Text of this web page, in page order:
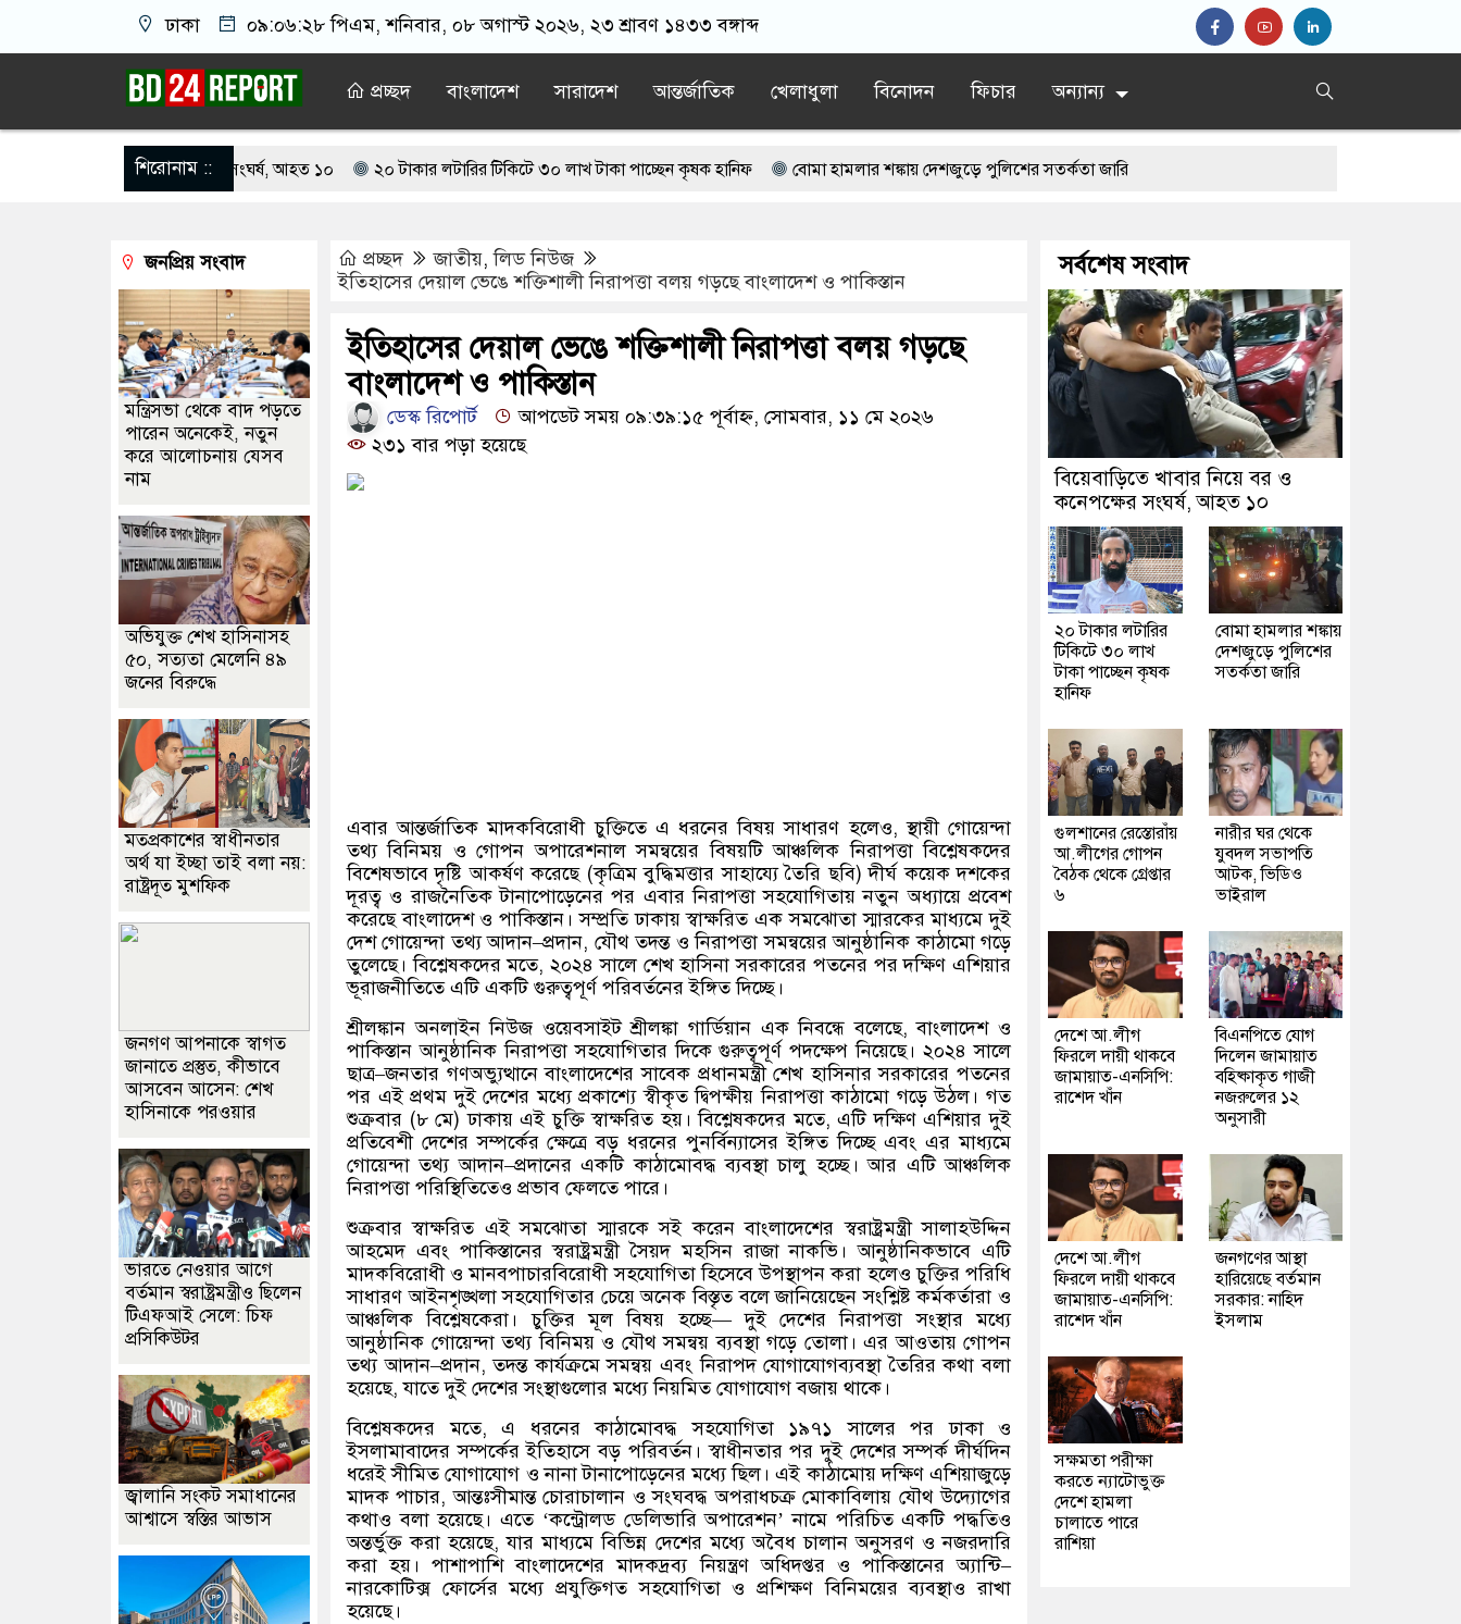
ঢাকা ০৯:০৬:২৯ পিএম, শনিবার, ০৮ অগাস্ট ২০২৬, ২৩ শ্রাবণ ১৪৩৩ বঙ্গাব্দ
প্রচ্ছদ বাংলাদেশ সারাদেশ আন্তর্জাতিক খেলাধুলা বিনোদন ফিচার অন্যান্য
শিরোনাম ::
বর ও কনেপক্ষের সংঘর্ষ, আহত ১০ ২০ টাকার লটারির টিকিটে ৩০ লাখ টাকা পাচ্ছেন কৃষক হানিফ বোমা হামলার শঙ্কায় দেশজুড়ে পুলিশের সতর্কতা জারি
থাকবে জামায়াত-এনসিপি: রাশেদ খাঁন বিএনপিতে যোগ দিলেন জামায়াত বহিষ্কাকৃত গাজী নজরুলের ১২ অনুসারী
থাকবে জামায়াত-এনসিপি: রাশেদ খাঁন
ন্যাটোভুক্ত দেশে হামলা চালাতে পারে রাশিয়া
প্রচ্ছদ জাতীয়,লিড নিউজ
ইতিহাসের দেয়াল ভেঙে শক্তিশালী নিরাপত্তা বলয় গড়ছে বাংলাদেশ ও পাকিস্তান
ইতিহাসের দেয়াল ভেঙে শক্তিশালী নিরাপত্তা বলয় গড়ছে
বাংলাদেশ ও পাকিস্তান
ডেস্ক রিপোর্ট
আপডেট সময় ০৯:৩৯:১৫ পূর্বাহ্ন, সোমবার, ১১ মে ২০২৬
২৩১ বার পড়া হয়েছে
এবার আন্তর্জাতিক মাদকবিরোধী চুক্তিতে এ ধরনের বিষয় সাধারণ হলেও,স্থায়ী গোয়েন্দা
তথ্য বিনিময় ও গোপন অপারেশনাল সমন্বয়ের বিষয়টি আঞ্চলিক নিরাপত্তা বিশ্লেষকদের
বিশেষভাবে দৃষ্টি আকর্ষণ করেছে(কৃত্রিম বুদ্ধিমত্তার সাহায্যে তৈরি ছবি)দীর্ঘ কয়েক দশকের
দূরত্ব ও রাজনৈতিক টানাপোড়েনের পর এবার নিরাপত্তা সহযোগিতায় নতুন অধ্যায়ে প্রবেশ
করেছে বাংলাদেশ ও পাকিস্তান। সম্প্রতি ঢাকায় স্বাক্ষরিত এক সমঝোতা স্মারকের মাধ্যমে দুই
দেশ গোয়েন্দা তথ্য আদান–প্রদান, যৌথ তদন্ত ও নিরাপত্তা সমন্বয়ের আনুষ্ঠানিক কাঠামো গড়ে
তুলেছে। বিশ্লেষকদের মতে,২০২৪ সালে শেখ হাসিনা সরকারের পতনের পর দক্ষিণ এশিয়ার
ভূরাজনীতিতে এটি একটি গুরুত্বপূর্ণ পরিবর্তনের ইঙ্গিত দিচ্ছে।
শ্রীলঙ্কান অনলাইন নিউজ ওয়েবসাইট শ্রীলঙ্কা গার্ডিয়ান এক নিবন্ধে বলেছে,বাংলাদেশ ও
পাকিস্তান আনুষ্ঠানিক নিরাপত্তা সহযোগিতার দিকে গুরুত্বপূর্ণ পদক্ষেপ নিয়েছে। ২০২৪ সালে
ছাত্র–জনতার গণঅভ্যুত্থানে বাংলাদেশের সাবেক প্রধানমন্ত্রী শেখ হাসিনার সরকারের পতনের
পর এই প্রথম দুই দেশের মধ্যে প্রকাশ্যে স্বীকৃত দ্বিপক্ষীয় নিরাপত্তা কাঠামো গড়ে উঠল। গত
শুক্রবার (৮ মে)ঢাকায় এই চুক্তি স্বাক্ষরিত হয়। বিশ্লেষকদের মতে,এটি দক্ষিণ এশিয়ার দুই
প্রতিবেশী দেশের সম্পর্কের ক্ষেত্রে বড় ধরনের পুনর্বিন্যাসের ইঙ্গিত দিচ্ছে এবং এর মাধ্যমে
গোয়েন্দা তথ্য আদান–প্রদানের একটি কাঠামোবদ্ধ ব্যবস্থা চালু হচ্ছে। আর এটি আঞ্চলিক
নিরাপত্তা পরিস্থিতিতেও প্রভাব ফেলতে পারে।
শুক্রবার স্বাক্ষরিত এই সমঝোতা স্মারকে সই করেন বাংলাদেশের স্বরাষ্ট্রমন্ত্রী সালাহউদ্দিন
আহমেদ এবং পাকিস্তানের স্বরাষ্ট্রমন্ত্রী সৈয়দ মহসিন রাজা নাকভি। আনুষ্ঠানিকভাবে এটি
মাদকবিরোধী ও মানবপাচারবিরোধী সহযোগিতা হিসেবে উপস্থাপন করা হলেও চুক্তির পরিধি
সাধারণ আইনশৃঙ্খলা সহযোগিতার চেয়ে অনেক বিস্তৃত বলে জানিয়েছেন সংশ্লিষ্ট কর্মকর্তারা ও
আঞ্চলিক বিশ্লেষকেরা। চুক্তির মূল বিষয় হচ্ছে—দুই দেশের নিরাপত্তা সংস্থার মধ্যে
আনুষ্ঠানিক গোয়েন্দা তথ্য বিনিময় ও যৌথ সমন্বয় ব্যবস্থা গড়ে তোলা। এর আওতায় গোপন
তথ্য আদান–প্রদান,তদন্ত কার্যক্রমে সমন্বয় এবং নিরাপদ যোগাযোগব্যবস্থা তৈরির কথা বলা
হয়েছে,যাতে দুই দেশের সংস্থাগুলোর মধ্যে নিয়মিত যোগাযোগ বজায় থাকে।
বিশ্লেষকদের মতে, এ ধরনের কাঠামোবদ্ধ সহযোগিতা ১৯৭১ সালের পর ঢাকা ও
ইসলামাবাদের সম্পর্কের ইতিহাসে বড় পরিবর্তন। স্বাধীনতার পর দুই দেশের সম্পর্ক দীর্ঘদিন
ধরেই সীমিত যোগাযোগ ও নানা টানাপোড়েনের মধ্যে ছিল। এই কাঠামোয় দক্ষিণ এশিয়াজুড়ে
মাদক পাচার,আন্তঃসীমান্ত চোরাচালান ও সংঘবদ্ধ অপরাধচক্র মোকাবিলায় যৌথ উদ্যোগের
কথাও বলা হয়েছে। এতে‘কন্ট্রোলড ডেলিভারি অপারেশন’নামে পরিচিত একটি পদ্ধতিও
অন্তর্ভুক্ত করা হয়েছে,যার মাধ্যমে বিভিন্ন দেশের মধ্যে অবৈধ চালান অনুসরণ ও নজরদারি
করা হয়। পাশাপাশি বাংলাদেশের মাদকদ্রব্য নিয়ন্ত্রণ অধিদপ্তর ও পাকিস্তানের অ্যান্টি–
নারকোটিক্স ফোর্সের মধ্যে প্রযুক্তিগত সহযোগিতা ও প্রশিক্ষণ বিনিময়ের ব্যবস্থাও রাখা
হয়েছে।
জনপ্রিয় সংবাদ
মন্ত্রিসভা থেকে বাদ পড়তে
পারেন অনেকেই, নতুন
করে আলোচনায় যেসব
নাম
অভিযুক্ত শেখ হাসিনাসহ
৫০, সত্যতা মেলেনি ৪৯
জনের বিরুদ্ধে
মতপ্রকাশের স্বাধীনতার
অর্থ যা ইচ্ছা তাই বলা নয়:
রাষ্ট্রদূত মুশফিক
জনগণ আপনাকে স্বাগত
জানাতে প্রস্তুত, কীভাবে
আসবেন আসেন: শেখ
হাসিনাকে পরওয়ার
ভারতে নেওয়ার আগে
বর্তমান স্বরাষ্ট্রমন্ত্রীও ছিলেন
টিএফআই সেলে: চিফ
প্রসিকিউটর
জ্বালানি সংকট সমাধানের
আশ্বাসে স্বস্তির আভাস
সর্বশেষ সংবাদ
বিয়েবাড়িতে খাবার নিয়ে বর ও
কনেপক্ষের সংঘর্ষ, আহত ১০
২০ টাকার লটারির
টিকিটে ৩০ লাখ
টাকা পাচ্ছেন কৃষক
হানিফ
বোমা হামলার শঙ্কায়
দেশজুড়ে পুলিশের
সতর্কতা জারি
গুলশানের রেস্তোরাঁয়
আ.লীগের গোপন
বৈঠক থেকে গ্রেপ্তার
৬
নারীর ঘর থেকে
যুবদল সভাপতি
আটক, ভিডিও
ভাইরাল
দেশে আ.লীগ
ফিরলে দায়ী থাকবে
জামায়াত-এনসিপি:
রাশেদ খাঁন
বিএনপিতে যোগ
দিলেন জামায়াত
বহিষ্কাকৃত গাজী
নজরুলের ১২
অনুসারী
দেশে আ.লীগ
ফিরলে দায়ী থাকবে
জামায়াত-এনসিপি:
রাশেদ খাঁন
জনগণের আস্থা
হারিয়েছে বর্তমান
সরকার: নাহিদ
ইসলাম
সক্ষমতা পরীক্ষা
করতে ন্যাটোভুক্ত
দেশে হামলা
চালাতে পারে
রাশিয়া